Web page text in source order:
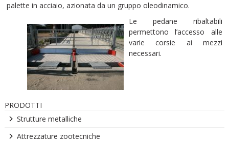
palette in acciaio, azionata da un gruppo oleodinamico.
Le pedane ribaltabili
permettono l’accesso alle
varie corsie ai mezzi
necessari.
PRODOTTI
Strutture metalliche
Attrezzature zootecniche